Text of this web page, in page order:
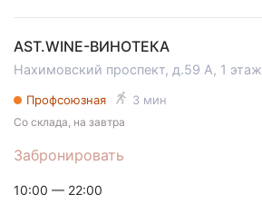
AST.WINE-ВИНОТЕКА
Нахимовский проспект, д.59 А, 1 этаж
Профсоюзная 3 мин
Забронировать
Со склада, на завтра
10:00 — 22:00